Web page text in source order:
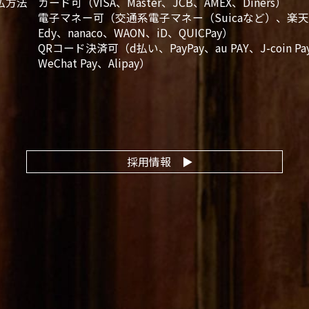
電子マネー可（交通系電子マネー（Suicaなど）、楽天
Edy、nanaco、WAON、iD、QUICPay）
QRコード決済可（d払い、PayPay、au PAY、J-coin
WeChat Pay、Alipay）
採用情報 ▶